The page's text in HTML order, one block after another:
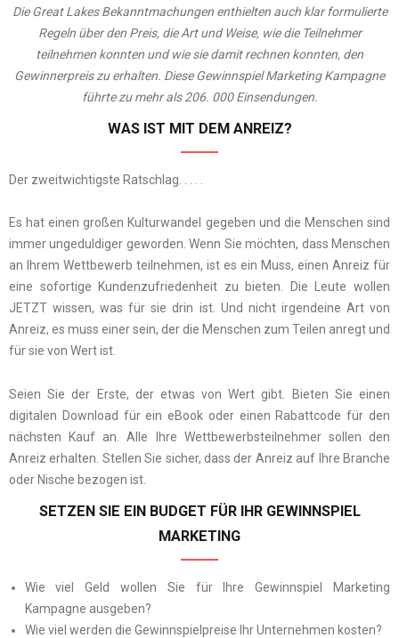
Die Great Lakes Bekanntmachungen enthielten auch klar formulierte
Regeln über den Preis, die Art und Weise, wie die Teilnehmer
teilnehmen konnten und wie sie damit rechnen konnten, den
Gewinnerpreis zu erhalten. Diese Gewinnspiel Marketing Kampagne
führte zu mehr als 206. 000 Einsendungen.
WAS IST MIT DEM ANREIZ?
Der zweitwichtigste Ratschlag. . . . .
Es hat einen großen Kulturwandel gegeben und die Menschen sind
immer ungeduldiger geworden. Wenn Sie möchten, dass Menschen
an Ihrem Wettbewerb teilnehmen, ist es ein Muss, einen Anreiz für
eine sofortige Kundenzufriedenheit zu bieten. Die Leute wollen
JETZT wissen, was für sie drin ist. Und nicht irgendeine Art von
Anreiz, es muss einer sein, der die Menschen zum Teilen anregt und
für sie von Wert ist.
Seien Sie der Erste, der etwas von Wert gibt. Bieten Sie einen
digitalen Download für ein eBook oder einen Rabattcode für den
nächsten Kauf an. Alle Ihre Wettbewerbsteilnehmer sollen den
Anreiz erhalten. Stellen Sie sicher, dass der Anreiz auf Ihre Branche
oder Nische bezogen ist.
SETZEN SIE EIN BUDGET FÜR IHR GEWINNSPIEL
MARKETING
Wie viel Geld wollen Sie für Ihre Gewinnspiel Marketing
Kampagne ausgeben?
Wie viel werden die Gewinnspielpreise Ihr Unternehmen kosten?